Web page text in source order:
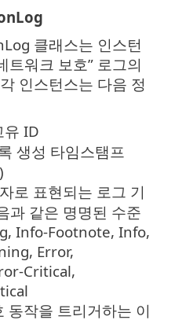
클래스는 인스턴
트워크 보호” 로그의
인스턴스는 다음 정
유 ID
생성 타임스탬프
로 표현되는 로그 기
과 같은 명명된 수준
Info-Footnote, Info,
Error,
Critical,
동작을 트리거하는 이